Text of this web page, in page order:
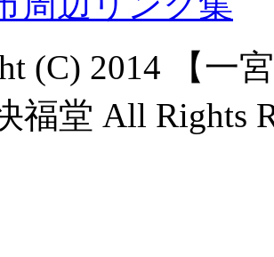
(C) 2014 【一
福堂 All Rights